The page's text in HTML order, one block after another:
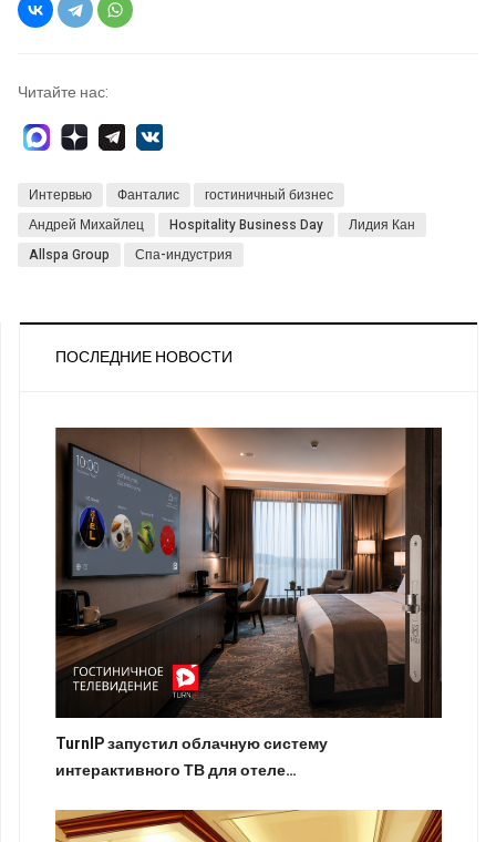
Читайте нас:
Интервью Фанталис
гостиничный бизнес
Андрей Михайлец
Hospitality Business Day
Лидия Кан
Allspa Group
Спа-индустрия
ПОСЛЕДНИЕ НОВОСТИ
TurnIP запустил облачную систему
интерактивного ТВ для отеле…